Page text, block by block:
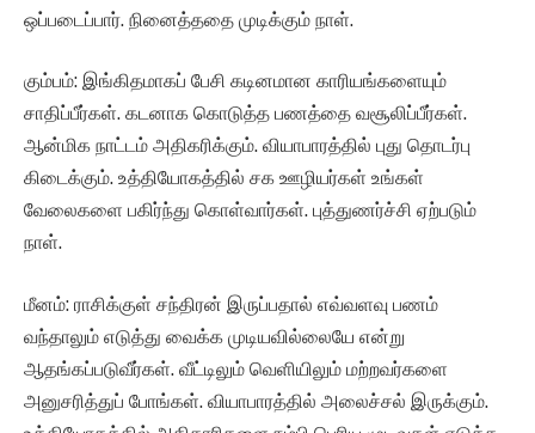
ஒப்படைப்பார். நினைத்ததை முடிக்கும் நாள்.
கும்பம்: இங்கிதமாகப் பேசி கடினமான காரியங்களையும்
சாதிப்பீர்கள். கடனாக கொடுத்த பணத்தை வசூலிப்பீர்கள்.
ஆன்மிக நாட்டம் அதிகரிக்கும். வியாபாரத்தில் புது தொடர்பு
கிடைக்கும். உத்தியோகத்தில் சக ஊழியர்கள் உங்கள்
வேலைகளை பகிர்ந்து கொள்வார்கள். புத்துணர்ச்சி ஏற்படும்
நாள்.
மீனம்: ராசிக்குள் சந்திரன் இருப்பதால் எவ்வளவு பணம்
வந்தாலும் எடுத்து வைக்க முடியவில்லையே என்று
ஆதங்கப்படுவீர்கள். வீட்டிலும் வெளியிலும் மற்றவர்களை
அனுசரித்துப் போங்கள். வியாபாரத்தில் அலைச்சல் இருக்கும்.